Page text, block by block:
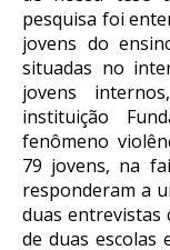
pesquisa foi
jovens do
situadas no
jovens
instituição
fenômeno
79 jovens, na
responderam a
duas entrevistas
de duas escolas